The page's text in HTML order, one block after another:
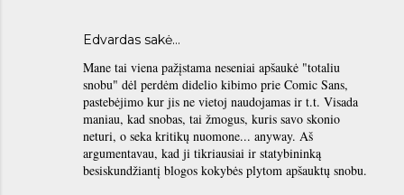
Edvardas sakė…
Mane tai viena pažįstama neseniai apšaukė "totaliu
snobu" dėl perdėm didelio kibimo prie Comic Sans,
pastebėjimo kur jis ne vietoj naudojamas ir t.t. Visada
maniau, kad snobas, tai žmogus, kuris savo skonio
neturi, o seka kritikų nuomone... anyway. Aš
argumentavau, kad ji tikriausiai ir statybininką
besiskundžiantį blogos kokybės plytom apšauktų snobu.